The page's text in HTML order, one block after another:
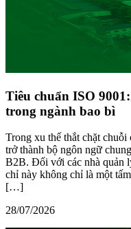
Tiêu chuẩn ISO
trong ngành bao bì
Trong xu thế thắt chặt
trở thành bộ ngôn ngữ
B2B. Đối với các nhà quản
chỉ này không chỉ là một
[…]
28/07/2026